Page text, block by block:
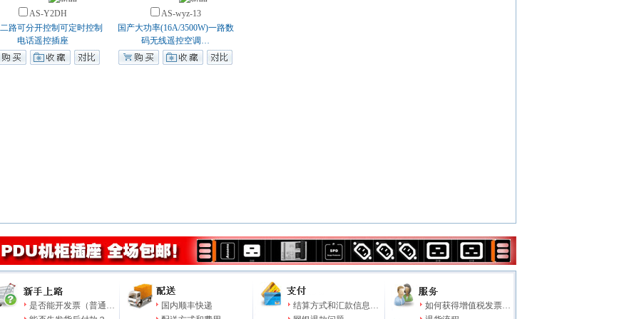
AS-Y2DH
路可分开控制可定时控制
电话遥控插座
AS-wyz-13
国产大功率(16A/3500W)一路数
码无线遥控空调…
是否能开发票（普通…
国内顺丰快递
结算方式和汇款信息…
如何获得增值税发票…